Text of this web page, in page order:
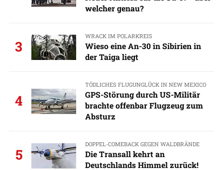
welcher genau?
3
WRACK IM POLARKREIS
Wieso eine An-30 in Sibirien in
der Taiga liegt
4
TÖDLICHES FLUGUNGLÜCK IN NEW MEXICO
GPS-Störung durch US-Militär
brachte offenbar Flugzeug zum
Absturz
5
DOPPEL-COMEBACK GEGEN WALDBRÄNDE
Die Transall kehrt an
Deutschlands Himmel zurück!